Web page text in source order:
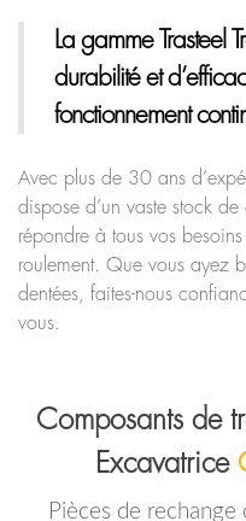
La gamme Trasteel
durabilité et
fonctionnement
Avec plus de 30 ans
dispose d’un vaste stock de
répondre à tous vos
roulement. Que vous ayez
dentées, faites-nous
vous.
Composants de
Excavatrice
Pièces de